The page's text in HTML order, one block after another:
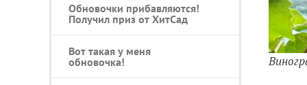
Обновочки прибавляются!
Получил приз от ХитСад
Вот такая у меня
обновочка!